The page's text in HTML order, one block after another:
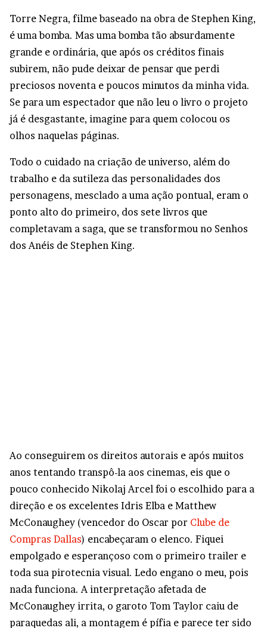
Torre Negra, filme baseado na obra de Stephen King,
é uma bomba. Mas uma bomba tão absurdamente
grande e ordinária, que após os créditos finais
subirem, não pude deixar de pensar que perdi
preciosos noventa e poucos minutos da minha vida.
Se para um espectador que não leu o livro o projeto
já é desgastante, imagine para quem colocou os
olhos naquelas páginas.
Todo o cuidado na criação de universo, além do
trabalho e da sutileza das personalidades dos
personagens, mesclado a uma ação pontual, eram o
ponto alto do primeiro, dos sete livros que
completavam a saga, que se transformou no Senhos
dos Anéis de Stephen King.
Ao conseguirem os direitos autorais e após muitos
anos tentando transpô-la aos cinemas, eis que o
pouco conhecido Nikolaj Arcel foi o escolhido para a
direção e os excelentes Idris Elba e Matthew
McConaughey (vencedor do Oscar por Clube de
Compras Dallas) encabeçaram o elenco. Fiquei
empolgado e esperançoso com o primeiro trailer e
toda sua pirotecnia visual. Ledo engano o meu, pois
nada funciona. A interpretação afetada de
McConaughey irrita, o garoto Tom Taylor caiu de
paraquedas ali, a montagem é pífia e parece ter sido